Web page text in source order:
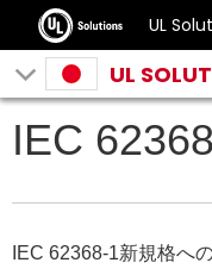
UL
UL
IEC
IEC 62368-1新規格へ